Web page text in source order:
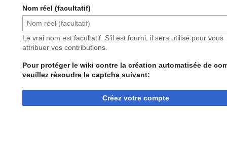
Nom réel (facultatif)
Le vrai nom est facultatif. S’il est fourni, il sera utilisé pour vous
attribuer vos contributions.
Pour protéger le wiki contre la création automatisée de
veuillez résoudre le captcha suivant:
Créez votre compte